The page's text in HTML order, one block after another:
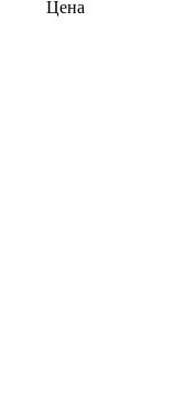
Цена